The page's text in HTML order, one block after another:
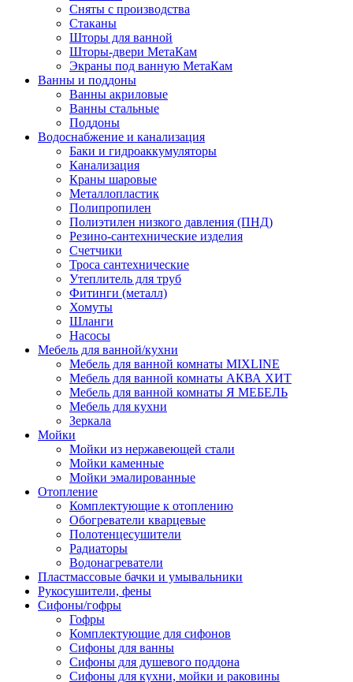
Сняты с производства
Стаканы
Шторы для ванной
Шторы-двери МетаКам
Экраны под ванную МетаКам
Ванны и поддоны
Ванны акриловые
Ванны стальные
Поддоны
Водоснабжение и канализация
Баки и гидроаккумуляторы
Канализация
Краны шаровые
Металлопластик
Полипропилен
Полиэтилен низкого давления (ПНД)
Резино-сантехнические изделия
Счетчики
Троса сантехнические
Утеплитель для труб
Фитинги (металл)
Хомуты
Шланги
Насосы
Мебель для ванной/кухни
Мебель для ванной комнаты MIXLINE
Мебель для ванной комнаты АКВА ХИТ
Мебель для ванной комнаты Я МЕБЕЛЬ
Мебель для кухни
Зеркала
Мойки
Мойки из нержавеющей стали
Мойки каменные
Мойки эмалированные
Отопление
Комплектующие к отоплению
Обогреватели кварцевые
Полотенцесушители
Радиаторы
Водонагреватели
Пластмассовые бачки и умывальники
Рукосушители, фены
Сифоны/гофры
Гофры
Комплектующие для сифонов
Сифоны для ванны
Сифоны для душевого поддона
Сифоны для кухни, мойки и раковины